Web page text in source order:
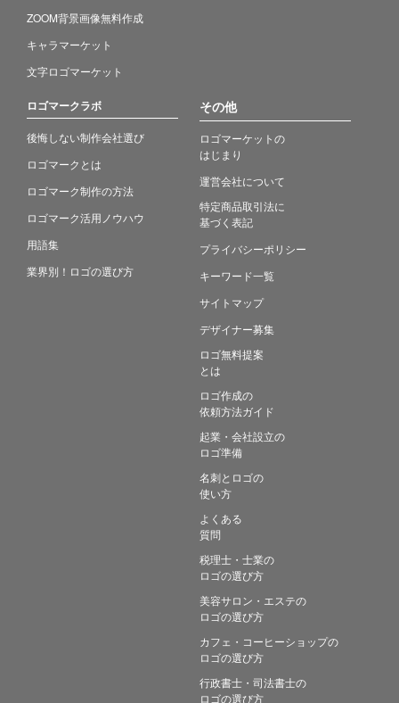
ZOOM背景画像無料作成
キャラマーケット
文字ロゴマーケット
ロゴマークラボ
後悔しない制作会社選び
ロゴマークとは
ロゴマーク制作の方法
ロゴマーク活用ノウハウ
用語集
業界別！ロゴの選び方
その他
ロゴマーケットの
はじまり
運営会社について
特定商品取引法に
基づく表記
プライバシーポリシー
キーワード一覧
サイトマップ
デザイナー募集
ロゴ無料提案
とは
ロゴ作成の
依頼方法ガイド
起業・会社設立の
ロゴ準備
名刺とロゴの
使い方
よくある
質問
税理士・士業の
ロゴの選び方
美容サロン・エステの
ロゴの選び方
カフェ・コーヒーショップの
ロゴの選び方
行政書士・司法書士の
ロゴの選び方